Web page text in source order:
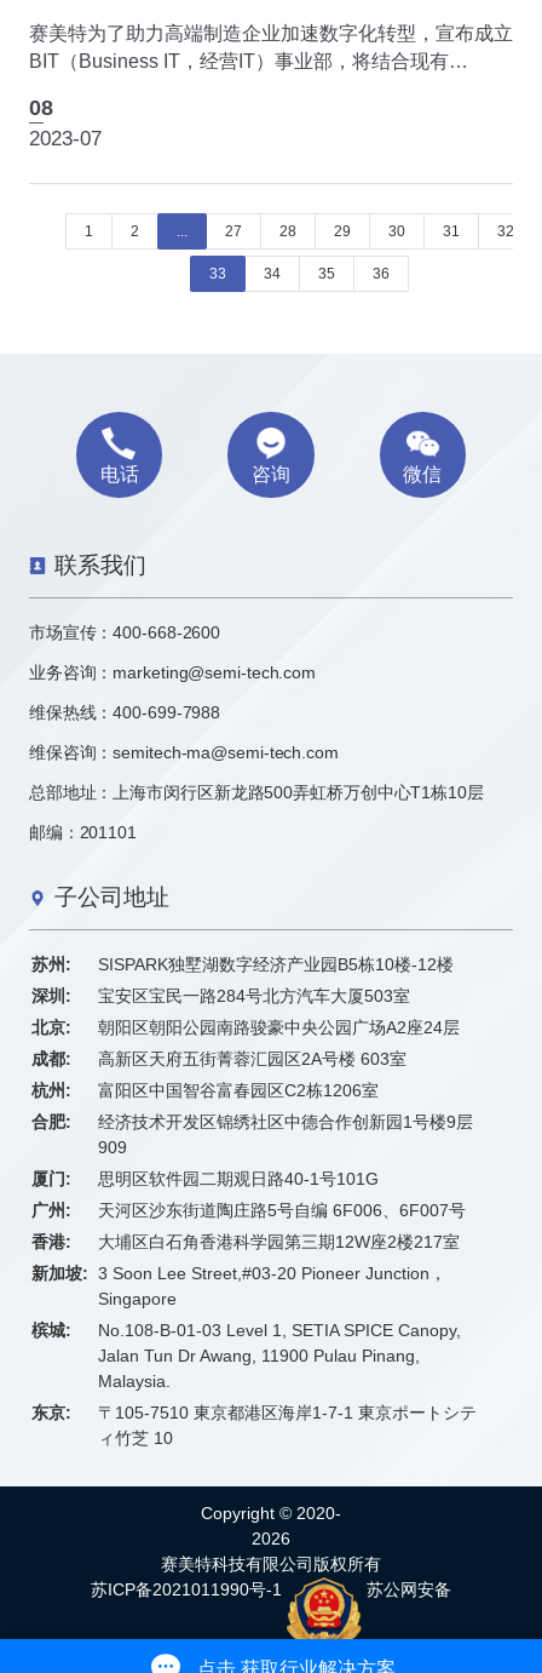
赛美特为了助力高端制造企业加速数字化转型，宣布成立
BIT（Business IT，经营IT）事业部，将结合现有
ERP（Enterprise Resource Planning）,DSC（Digital
Supply C...
08
2023-07
1 2 ... 27 28 29 30 31 32
33 34 35 36
电话 咨询 微信
联系我们
市场宣传：400-668-2600
业务咨询： marketing@semi-tech.com
维保热线：400-699-7988
维保咨询：semitech-ma@semi-tech.com
总部地址：上海市闵行区新龙路500弄虹桥万创中心T1栋10层
邮编：201101
子公司地址
苏州:
SISPARK独墅湖数字经济产业园B5栋10楼-12楼
深圳:
宝安区宝民一路284号北方汽车大厦503室
北京:
朝阳区朝阳公园南路骏豪中央公园广场A2座24层
成都:
高新区天府五街菁蓉汇园区2A号楼 603室
杭州:
富阳区中国智谷富春园区C2栋1206室
合肥:
经济技术开发区锦绣社区中德合作创新园1号楼9层
909
厦门:
思明区软件园二期观日路40-1号101G
广州:
天河区沙东街道陶庄路5号自编 6F006、6F007号
香港:
大埔区白石角香港科学园第三期12W座2楼217室
新加坡: 3 Soon Lee Street,#03-20 Pioneer Junction，
Singapore
槟城:
No.108-B-01-03 Level 1, SETIA SPICE Canopy,
Jalan Tun Dr Awang, 11900 Pulau Pinang,
Malaysia.
东京:
〒105-7510 東京都港区海岸1-7-1 東京ポートシテ
ィ竹芝 10
Copyright © 2020-
2026
赛美特科技有限公司版权所有
苏ICP备2021011990号-1
苏公网安备